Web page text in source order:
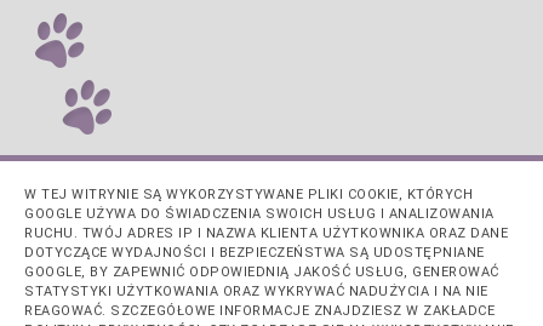
W TEJ WITRYNIE SĄ WYKORZYSTYWANE PLIKI COOKIE, KTÓRYCH
GOOGLE UŻYWA DO ŚWIADCZENIA SWOICH USŁUG I ANALIZOWANIA
RUCHU. TWÓJ ADRES IP I NAZWA KLIENTA UŻYTKOWNIKA ORAZ DANE
DOTYCZĄCE WYDAJNOŚCI I BEZPIECZEŃSTWA SĄ UDOSTĘPNIANE
GOOGLE, BY ZAPEWNIĆ ODPOWIEDNIĄ JAKOŚĆ USŁUG, GENEROWAĆ
STATYSTYKI UŻYTKOWANIA ORAZ WYKRYWAĆ NADUŻYCIA I NA NIE
REAGOWAĆ. SZCZEGÓŁOWE INFORMACJE ZNAJDZIESZ W ZAKŁADCE